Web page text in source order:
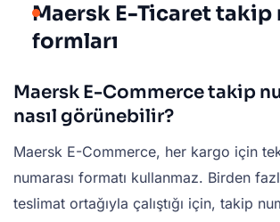
Maersk E-Ticaret takip
formları
Maersk E-Commerce takip
nasıl görünebilir?
Maersk E-Commerce, her kargo için
numarası formatı kullanmaz. Birden
teslimat ortağıyla çalıştığı için, takip